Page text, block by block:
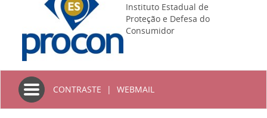
Instituto Estadual de
Proteção e Defesa do
Consumidor
Toggle
navigation
CONTRASTE | WEBMAIL